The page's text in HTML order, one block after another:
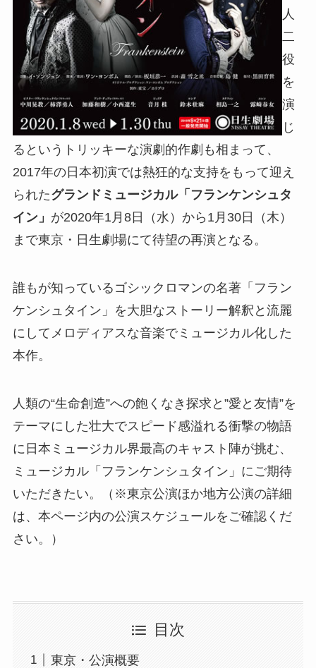
人
二
役
を
演
じ
るというトリッキーな演劇的作劇も相まって、
2017年の日本初演では熱狂的な支持をもって迎え
られたグランドミュージカル「フランケンシュタ
イン」 が2020年1月8日（水）から1月30日（木）
まで東京・日生劇場にて待望の再演となる。
誰もが知っているゴシックロマンの名著「フラン
ケンシュタイン」を大胆なストーリー解釈と流麗
にしてメロディアスな音楽でミュージカル化した
本作。
人類の“生命創造”への飽くなき探求と”愛と友情”を
テーマにした壮大でスピード感溢れる衝撃の物語
に日本ミュージカル界最高のキャスト陣が挑む、
ミュージカル「フランケンシュタイン」にご期待
いただきたい。（※東京公演ほか地方公演の詳細
は、本ページ内の公演スケジュールをご確認くだ
さい。）
目次
東京・公演概要